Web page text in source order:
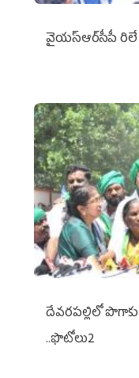
వైయ‌స్ఆర్‌సీపీ రిలే
దేవరపల్లిలో
..ఫొటోలు2